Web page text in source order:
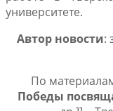
университете.
Автор новости:
По
Победы